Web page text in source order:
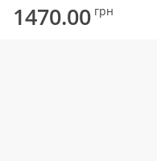
1470.00 грн